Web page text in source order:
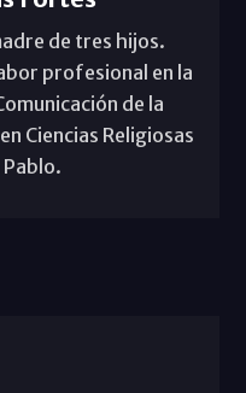
de tres hijos.
profesional en la
de la
Ciencias Religiosas
Pablo.